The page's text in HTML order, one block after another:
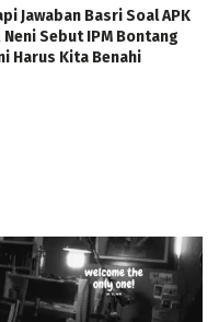
Jawaban Basri Soal APK
Sebut IPM Bontang
Harus Kita Benahi